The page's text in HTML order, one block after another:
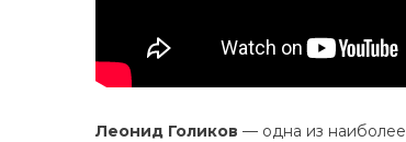
Леонид Голиков — одна из